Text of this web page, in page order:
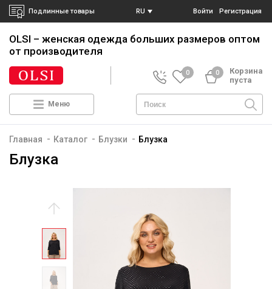
Подлинные товары RU Войти Регистрация
OLSI – женская одежда больших размеров оптом
от производителя
0 0
Корзина
пуста
Меню
Главная - Каталог - Блузки - Блузка
Блузка